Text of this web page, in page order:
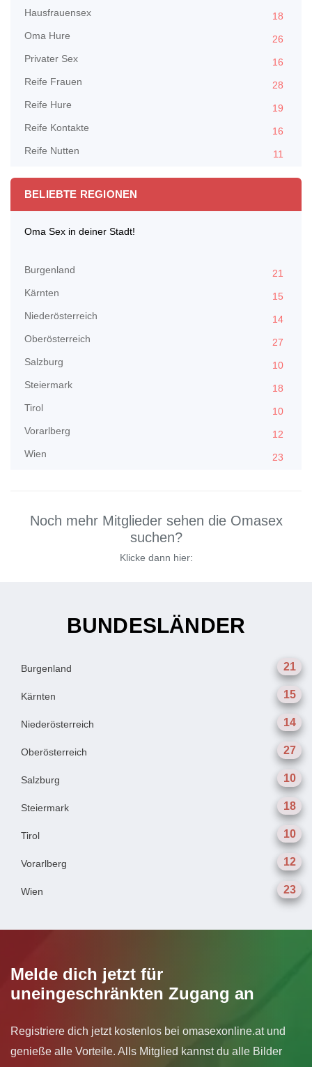
Hausfrauensex
18
Oma Hure
26
Privater Sex
16
Reife Frauen
28
Reife Hure
19
Reife Kontakte
16
Reife Nutten
11
BELIEBTE REGIONEN
Oma Sex in deiner Stadt!
Burgenland
21
Kärnten
15
Niederösterreich
14
Oberösterreich
27
Salzburg
10
Steiermark
18
Tirol
10
Vorarlberg
12
Wien
23
Noch mehr Mitglieder sehen die Omasex
suchen?
Klicke dann hier:
BUNDESLÄNDER
Burgenland 21
Kärnten 15
Niederösterreich 14
Oberösterreich 27
Salzburg 10
Steiermark 18
Tirol 10
Vorarlberg 12
Wien 23
Melde dich jetzt für
uneingeschränkten Zugang an
Registriere dich jetzt kostenlos bei omasexonline.at und
genieße alle Vorteile. Alls Mitglied kannst du alle Bilder